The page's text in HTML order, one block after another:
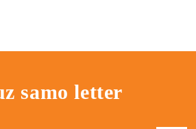
samo letter